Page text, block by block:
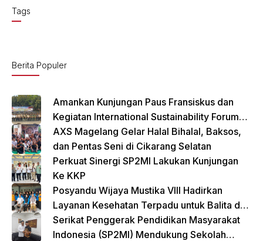
o
o
k
Tags
Berita Populer
Amankan Kunjungan Paus Fransiskus dan
Kegiatan International Sustainability Forum
(ISF) 2024 TNI-Polri Gelar Apel Pasukan
Gabungan
AXS Magelang Gelar Halal Bihalal, Baksos,
dan Pentas Seni di Cikarang Selatan
Perkuat Sinergi SP2MI Lakukan Kunjungan
Ke KKP
Posyandu Wijaya Mustika VIII Hadirkan
Layanan Kesehatan Terpadu untuk Balita dan
Lansia
Serikat Penggerak Pendidikan Masyarakat
Indonesia (SP2MI) Mendukung Sekolah